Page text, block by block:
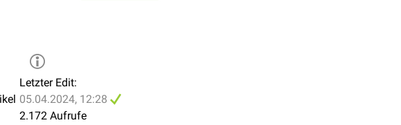
Letzter Edit:
05.04.2024, 12:28
2.172 Aufrufe